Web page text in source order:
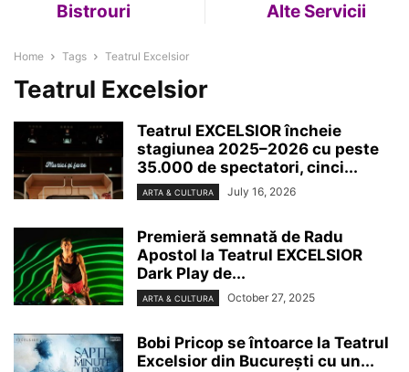
Bistrouri
Alte Servicii
Home Tags Teatrul Excelsior
Teatrul Excelsior
Teatrul EXCELSIOR încheie
stagiunea 2025–2026 cu peste
35.000 de spectatori, cinci...
ARTA & CULTURA July 16, 2026
Premieră semnată de Radu
Apostol la Teatrul EXCELSIOR
Dark Play de...
ARTA & CULTURA October 27, 2025
Bobi Pricop se întoarce la Teatrul
Excelsior din București cu un...